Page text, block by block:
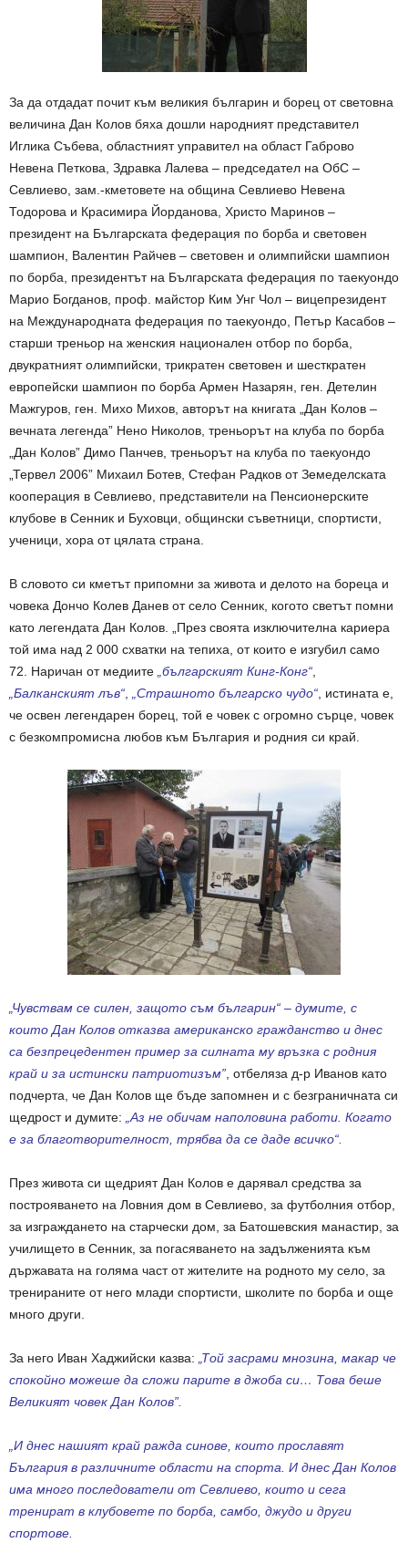
За да отдадат почит към великия българин и борец от световна
величина Дан Колов бяха дошли народният представител
Иглика Събева, областният управител на област Габрово
Невена Петкова, Здравка Лалева – председател на ОбС –
Севлиево, зам.-кметовете на община Севлиево Невена
Тодорова и Красимира Йорданова, Христо Маринов –
президент на Българската федерация по борба и световен
шампион, Валентин Райчев – световен и олимпийски шампион
по борба, президентът на Българската федерация по таекуондо
Марио Богданов, проф. майстор Ким Унг Чол – вицепрезидент
на Международната федерация по таекуондо, Петър Касабов –
старши треньор на женския национален отбор по борба,
двукратният олимпийски, трикратен световен и шесткратен
европейски шампион по борба Армен Назарян, ген. Детелин
Мажгуров, ген. Михо Михов, авторът на книгата „Дан Колов –
вечната легенда” Нено Николов, треньорът на клуба по борба
„Дан Колов” Димо Панчев, треньорът на клуба по таекуондо
„Тервел 2006” Михаил Ботев, Стефан Радков от Земеделската
кооперация в Севлиево, представители на Пенсионерските
клубове в Сенник и Буховци, общински съветници, спортисти,
ученици, хора от цялата страна.
В словото си кметът припомни за живота и делото на бореца и
човека Дончо Колев Данев от село Сенник, когото светът помни
като легендата Дан Колов. „През своята изключителна кариера
той има над 2 000 схватки на тепиха, от които е изгубил само
72. Наричан от медиите „българският Кинг-Конг“
„Балканският лъв“
„Страшното българско чудо“ , истината е,
че освен легендарен борец, той е човек с огромно сърце, човек
с безкомпромисна любов към България и родния си край.
„Чувствам се силен, защото съм българин“ – думите, с
които Дан Колов отказва американско гражданство и днес
са безпрецедентен пример за силната му връзка с родния
край и за истински патриотизъм” , отбеляза д-р Иванов като
подчерта, че Дан Колов ще бъде запомнен и с безграничната си
щедрост и думите:
„Аз не обичам наполовина работи. Когато
е за благотворителност, трябва да се даде всичко“.
През живота си щедрият Дан Колов е дарявал средства за
построяването на Ловния дом в Севлиево, за футболния отбор,
за изграждането на старчески дом, за Батошевския манастир, за
училището в Сенник, за погасяването на задълженията към
държавата на голяма част от жителите на родното му село, за
тренираните от него млади спортисти, школите по борба и още
много други.
За него Иван Хаджийски казва: „Той засрами мнозина, макар че
спокойно можеше да сложи парите в джоба си… Това беше
Великият човек Дан Колов”.
„И днес нашият край ражда синове, които прославят
България в различните области на спорта. И днес Дан Колов
има много последователи от Севлиево, които и сега
тренират в клубовете по борба, самбо, джудо и други
спортове.